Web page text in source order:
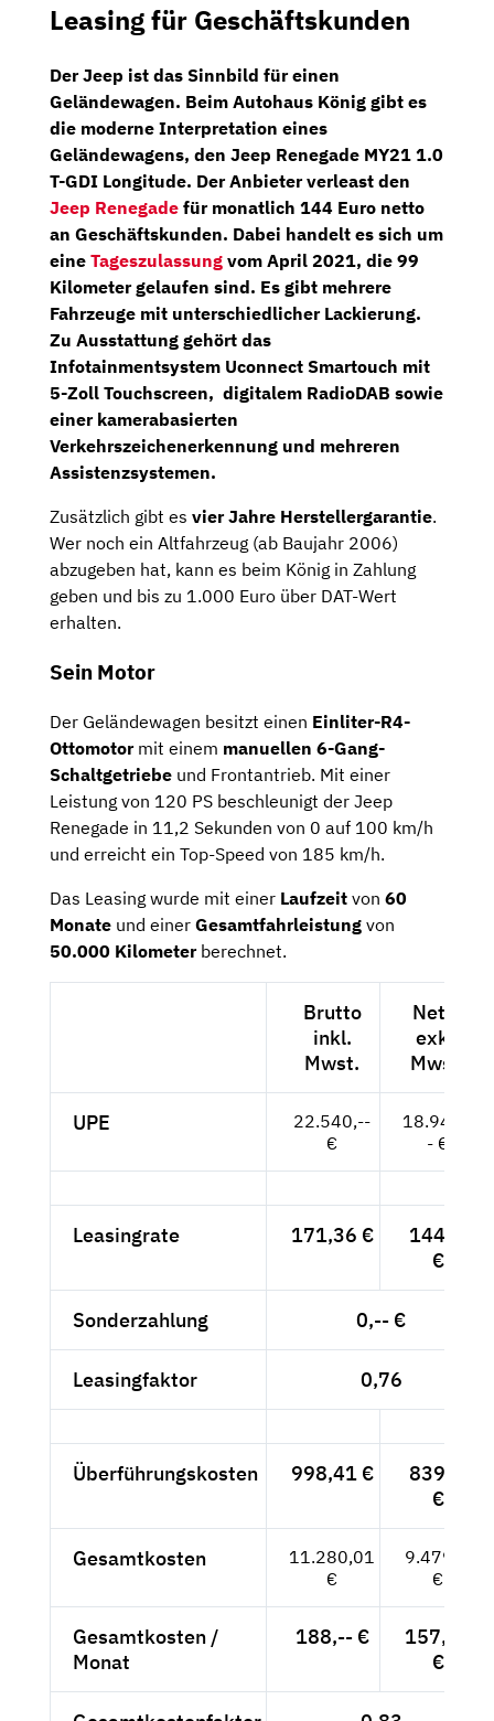
Leasing für Geschäftskunden
Der Jeep ist das Sinnbild für einen
Geländewagen. Beim Autohaus König gibt es
die moderne Interpretation eines
Geländewagens, den Jeep Renegade MY21 1.0
T-GDI Longitude. Der Anbieter verleast den
Jeep Renegade für monatlich 144 Euro netto
an Geschäftskunden. Dabei handelt es sich um
eine Tageszulassung vom April 2021, die 99
Kilometer gelaufen sind. Es gibt mehrere
Fahrzeuge mit unterschiedlicher Lackierung.
Zu Ausstattung gehört das
Infotainmentsystem Uconnect Smartouch mit
5-Zoll Touchscreen, digitalem RadioDAB sowie
einer kamerabasierten
Verkehrszeichenerkennung und mehreren
Assistenzsystemen.
Zusätzlich gibt es vier Jahre Herstellergarantie.
Wer noch ein Altfahrzeug (ab Baujahr 2006)
abzugeben hat, kann es beim König in Zahlung
geben und bis zu 1.000 Euro über DAT-Wert
erhalten.
Sein Motor
Der Geländewagen besitzt einen Einliter-R4-
Ottomotormit einem manuellen 6-Gang-
Schaltgetriebe und Frontantrieb. Mit einer
Leistung von 120 PS beschleunigt der Jeep
Renegade in 11,2 Sekunden von 0 auf 100 km/h
und erreicht ein Top-Speed von 185 km/h.
Das Leasing wurde mit einer Laufzeit von 60
Monate und einer Gesamtfahrleistung von
50.000 Kilometerberechnet.
Brutto
inkl.
Mwst.
Netto
exkl.
Mwst.
UPE
22.540,--
€
18.941,-
- €
Leasingrate 171,36 €
144,--
€
Sonderzahlung 0,-- €
Leasingfaktor 0,76
Überführungskosten 998,41 €
839,--
€
Gesamtkosten
11.280,01
€
9.479,--
€
Gesamtkosten /
Monat
188,-- €
157,98
€